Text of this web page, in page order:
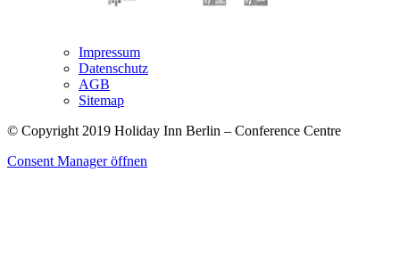
Impressum
Datenschutz
AGB
Sitemap
© Copyright 2019 Holiday Inn Berlin – Conference Centre
Consent Manager öffnen